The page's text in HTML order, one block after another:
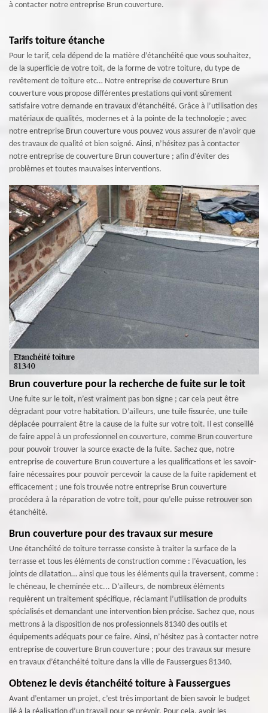
à contacter notre entreprise Brun couverture.
Tarifs toiture étanche
Pour le tarif, cela dépend de la matière d’étanchéité que vous souhaitez,
de la superficie de votre toit, de la forme de votre toiture, du type de
revêtement de toiture etc… Notre entreprise de couverture Brun
couverture vous propose différentes prestations qui vont sûrement
satisfaire votre demande en travaux d’étanchéité. Grâce à l’utilisation des
matériaux de qualités, modernes et à la pointe de la technologie ; avec
notre entreprise Brun couverture vous pouvez vous assurer de n’avoir que
des travaux de qualité et bien soigné. Ainsi, n’hésitez pas à contacter
notre entreprise de couverture Brun couverture ; afin d’éviter des
problèmes et toutes mauvaises interventions.
Brun couverture pour la recherche de fuite sur le toit
Une fuite sur le toit, n’est vraiment pas bon signe ; car cela peut être
dégradant pour votre habitation. D’ailleurs, une tuile fissurée, une tuile
déplacée pourraient être la cause de la fuite sur votre toit. Il est conseillé
de faire appel à un professionnel en couverture, comme Brun couverture
pour pouvoir trouver la source exacte de la fuite. Sachez que, notre
entreprise de couverture Brun couverture a les qualifications et les savoir-
faire nécessaires pour pouvoir percevoir la cause de la fuite rapidement et
efficacement ; une fois trouvée notre entreprise Brun couverture
procédera à la réparation de votre toit, pour qu’elle puisse retrouver son
étanchéité.
Brun couverture pour des travaux sur mesure
Une étanchéité de toiture terrasse consiste à traiter la surface de la
terrasse et tous les éléments de construction comme : l’évacuation, les
joints de dilatation… ainsi que tous les éléments qui la traversent, comme :
le chéneau, le cheminée etc... D’ailleurs, de nombreux éléments
requièrent un traitement spécifique, réclamant l’utilisation de produits
spécialisés et demandant une intervention bien précise. Sachez que, nous
mettrons à la disposition de nos professionnels 81340 des outils et
équipements adéquats pour ce faire. Ainsi, n’hésitez pas à contacter notre
entreprise de couverture Brun couverture ; pour des travaux sur mesure
en travaux d’étanchéité toiture dans la ville de Faussergues 81340.
Obtenez le devis étanchéité toiture à Faussergues
Avant d’entamer un projet, c’est très important de bien savoir le budget